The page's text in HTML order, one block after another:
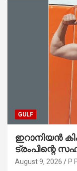
GULF
ഇറാനിയൻ
ട്രംപിന്റെ
August 9, 2026 P